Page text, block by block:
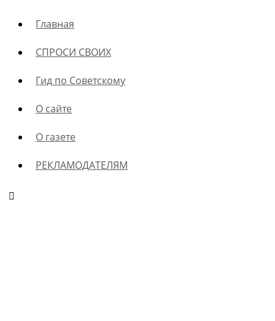
Главная
СПРОСИ СВОИХ
Гид по Советскому
О сайте
О газете
РЕКЛАМОДАТЕЛЯМ